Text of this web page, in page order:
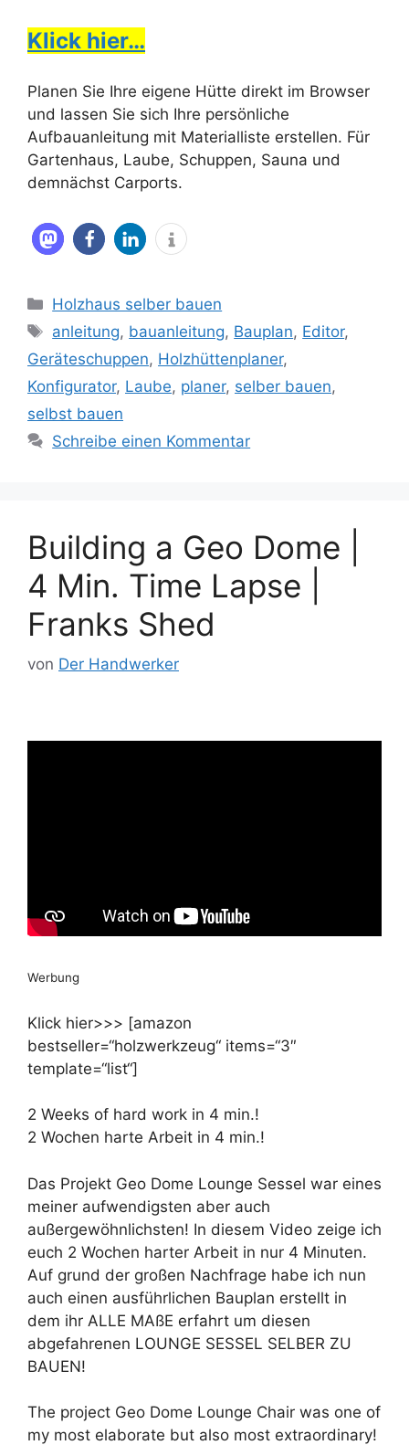
Klick hier…
Planen Sie Ihre eigene Hütte direkt im Browser
und lassen Sie sich Ihre persönliche
Aufbauanleitung mit Materialliste erstellen. Für
Gartenhaus, Laube, Schuppen, Sauna und
demnächst Carports.
Kategorien
Holzhaus selber bauen
Schlagwörter
anleitung, bauanleitung, Bauplan, Editor,
Geräteschuppen, Holzhüttenplaner,
Konfigurator, Laube, planer, selber bauen,
selbst bauen
Schreibe einen Kommentar
Building a Geo Dome |
4 Min. Time Lapse |
Franks Shed
von Der Handwerker
Werbung
Klick hier>>> [amazon
bestseller=“holzwerkzeug“ items=“3″
template=“list“]
2 Weeks of hard work in 4 min.!
2 Wochen harte Arbeit in 4 min.!
Das Projekt Geo Dome Lounge Sessel war eines
meiner aufwendigsten aber auch
außergewöhnlichsten! In diesem Video zeige ich
euch 2 Wochen harter Arbeit in nur 4 Minuten.
Auf grund der großen Nachfrage habe ich nun
auch einen ausführlichen Bauplan erstellt in
dem ihr ALLE MAßE erfahrt um diesen
abgefahrenen LOUNGE SESSEL SELBER ZU
BAUEN!
The project Geo Dome Lounge Chair was one of
my most elaborate but also most extraordinary!